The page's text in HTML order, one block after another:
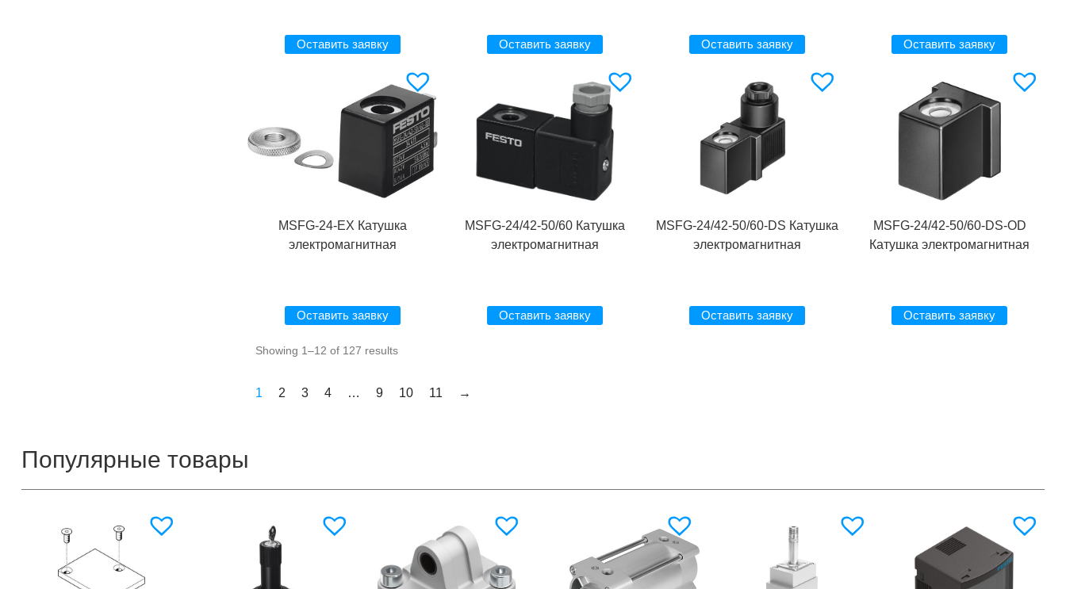
Оставить заявку Оставить заявку Оставить заявку Оставить заявку
MSFG-24-EX Катушка
электромагнитная
Оставить заявку
MSFG-24/42-50/60 Катушка
электромагнитная
Оставить заявку
MSFG-24/42-50/60-DS Катушка
электромагнитная
Оставить заявку
MSFG-24/42-50/60-DS-OD
Катушка электромагнитная
Оставить заявку
Showing 1–12 of 127 results
1 2 3 4 … 9 10 11 →
Популярные товары